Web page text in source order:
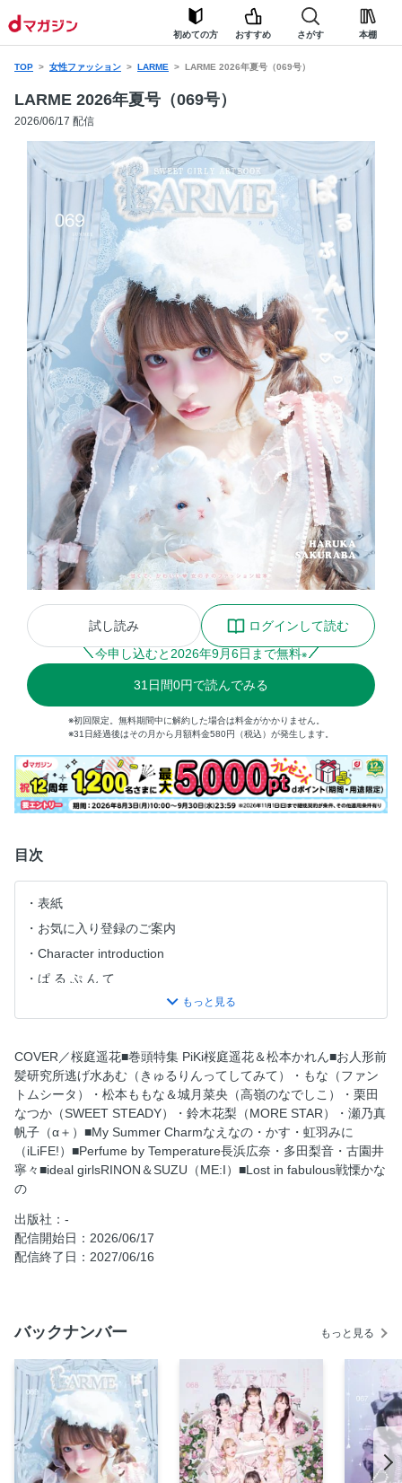
初めての方 おすすめ さがす 本棚
TOP 女性ファッション LARME LARME 2026年夏号（069号）
LARME 2026年夏号（069号）
2026/06/17 配信
試し読み
ログインして読む
今申し込むと 2026年9月6日まで無料※
31 日間0円で読んでみる
※初回限定。無料期間中に解約した場合は料金がかかりません。
※31日経過後はその月から月額料金580円（税込）が発生します。
目次
表紙
お気に入り登録のご案内
Character introduction
ぱ る ぷ ん て
PERFECT DOLLBANGS GUIDE
My Summer Charm
La Princesse Maudite Endormie
Lost in Fabulous
ideal girls
Healthy Body Make Method
michellMacaron × 虹羽みに
Memories With Love
次号予告／定期購読キャンペーンのご案内
COVER／桜庭遥花■巻頭特集 PiKi桜庭遥花＆松本かれん■お人形前
髪研究所逃げ水あむ（きゅるりんってしてみて）・もな（ファン
トムシータ）・松本ももな＆城月菜央（高嶺のなでしこ）・栗田
なつか（SWEET STEADY）・鈴木花梨（MORE STAR）・瀬乃真
帆子（α＋）■My Summer Charmなえなの・かす・虹羽みに
（iLiFE!）■Perfume by Temperature長浜広奈・多田梨音・古園井
寧々■ideal girlsRINON＆SUZU（ME:I）■Lost in fabulous戦慄かな
の
出版社：-
配信開始日：2026/06/17
配信終了日：2027/06/16
バックナンバー もっと見る